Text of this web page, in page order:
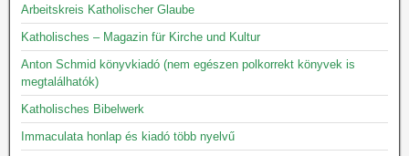
Arbeitskreis Katholischer Glaube
Katholisches – Magazin für Kirche und Kultur
Anton Schmid könyvkiadó (nem egészen polkorrekt könyvek is
megtalálhatók)
Katholisches Bibelwerk
Immaculata honlap és kiadó több nyelvű